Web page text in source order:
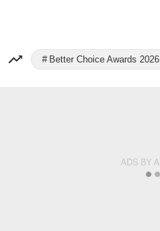
Better Choice Awards 2026